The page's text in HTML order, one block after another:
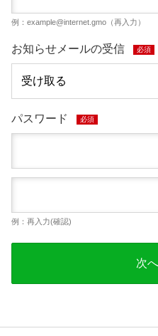
例： example@internet.gmo （再入力）
お知らせメールの受信 必須
パスワード 必須
例：再入力(確認)
次